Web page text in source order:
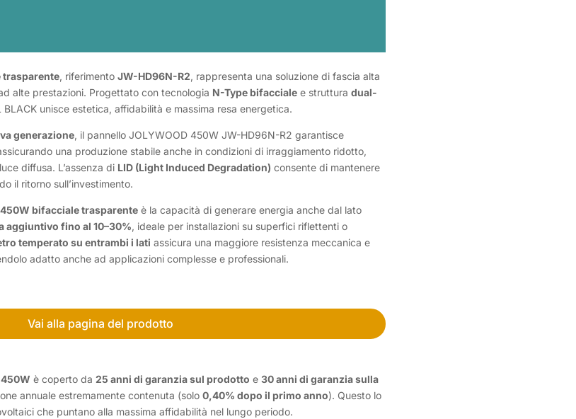
trasparente, riferimento JW-HD96N-R2, rappresenta una soluzione di fascia alta
alte prestazioni. Progettato con tecnologia N-Type bifaccialee struttura dual-
BLACK unisce estetica, affidabilità e massima resa energetica.
generazione, il pannello JOLYWOOD 450W JW-HD96N-R2 garantisce
una produzione stabile anche in condizioni di irraggiamento ridotto,
diffusa. L’assenza di LID (Light Induced Degradation) consente di mantenere
il ritorno sull’investimento.
450W bifacciale trasparenteè la capacità di generare energia anche dal lato
aggiuntivo fino al 10–30%, ideale per installazioni su superfici riflettenti o
temperato su entrambi i lati assicura una maggiore resistenza meccanica e
adatto anche ad applicazioni complesse e professionali.
Vai alla pagina del prodotto
è coperto da 25 anni di garanzia sul prodotto e 30 anni di garanzia sulla
annuale estremamente contenuta (solo 0,40% dopo il primo anno). Questo lo
che puntano alla massima affidabilità nel lungo periodo.